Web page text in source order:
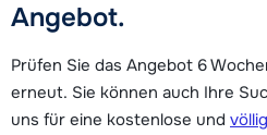
Angebot.
Prüfen Sie das Angebot 6
erneut. Sie können auch Ihre
uns für eine kostenlose und